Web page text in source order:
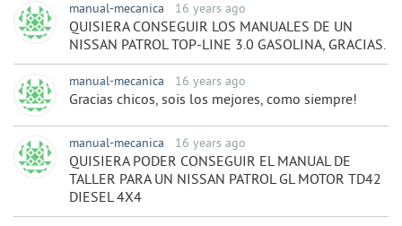
manual-mecanica 16 years ago
QUISIERA CONSEGUIR LOS MANUALES DE UN
NISSAN PATROL TOP-LINE 3.0 GASOLINA, GRACIAS.
manual-mecanica 16 years ago
Gracias chicos, sois los mejores, como siempre!
manual-mecanica 16 years ago
QUISIERA PODER CONSEGUIR EL MANUAL DE
TALLER PARA UN NISSAN PATROL GL MOTOR TD42
DIESEL 4X4